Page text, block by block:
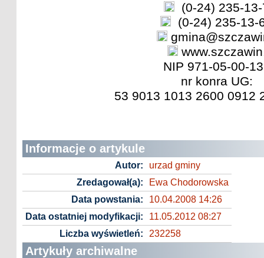
(0-24) 235-
(0-24) 235-13-
NIP 971-05-00-
nr konra UG:
53 9013 1013 2600 0912
Informacje o artykule
Autor:
urzad gminy
Zredagował(a):
Ewa Chodorowska
Data powstania:
10.04.2008 14:26
Data ostatniej modyfikacji:
11.05.2012 08:27
Liczba wyświetleń:
232258
Artykuły archiwalne